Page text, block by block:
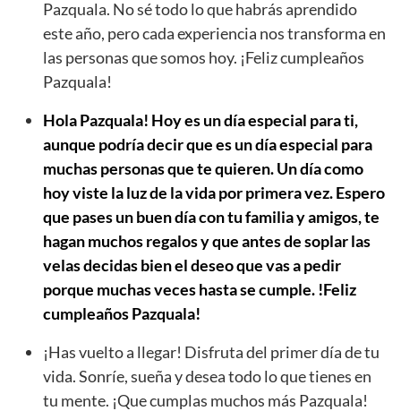
Pazquala. No sé todo lo que habrás aprendido
este año, pero cada experiencia nos transforma en
las personas que somos hoy. ¡Feliz cumpleaños
Pazquala!
Hola Pazquala! Hoy es un día especial para ti,
aunque podría decir que es un día especial para
muchas personas que te quieren. Un día como
hoy viste la luz de la vida por primera vez. Espero
que pases un buen día con tu familia y amigos, te
hagan muchos regalos y que antes de soplar las
velas decidas bien el deseo que vas a pedir
porque muchas veces hasta se cumple. !Feliz
cumpleaños Pazquala!
¡Has vuelto a llegar! Disfruta del primer día de tu
vida. Sonríe, sueña y desea todo lo que tienes en
tu mente. ¡Que cumplas muchos más Pazquala!